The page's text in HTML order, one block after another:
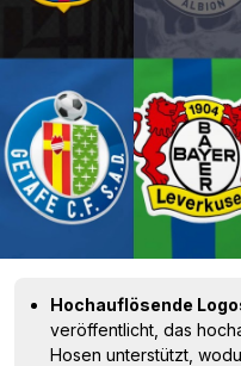
Hochauflösende
veröffentlicht, das
Hosen unterstützt,